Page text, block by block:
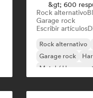
&gt; 600
Rock alternativo
Garage rock
Escribir artículos
Rock alternativo
Garage rock
Metal / Heavy